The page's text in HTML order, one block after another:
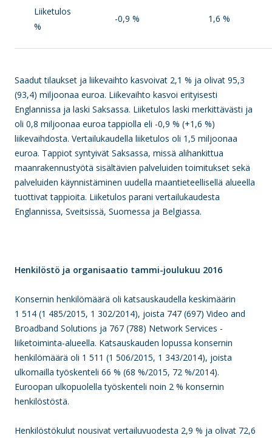
Liiketulos
%
-0,9 % 1,6 %
Saadut tilaukset ja liikevaihto kasvoivat 2,1 % ja olivat 95,3
(93,4) miljoonaa euroa. Liikevaihto kasvoi erityisesti
Englannissa ja laski Saksassa. Liiketulos laski merkittävästi ja
oli 0,8 miljoonaa euroa tappiolla eli -0,9 % (+1,6 %)
liikevaihdosta. Vertailukaudella liiketulos oli 1,5 miljoonaa
euroa. Tappiot syntyivät Saksassa, missä alihankittua
maanrakennustyötä sisältävien palveluiden toimitukset sekä
palveluiden käynnistäminen uudella maantieteellisellä alueella
tuottivat tappioita. Liiketulos parani vertailukaudesta
Englannissa, Sveitsissä, Suomessa ja Belgiassa.
Henkilöstö ja organisaatio tammi-joulukuu 2016
Konsernin henkilömäärä oli katsauskaudella keskimäärin
1 514 (1 485/2015, 1 302/2014), joista 747 (697) Video and
Broadband Solutions ja 767 (788) Network Services -
liiketoiminta-alueella. Katsauskauden lopussa konsernin
henkilömäärä oli 1 511 (1 506/2015, 1 343/2014), joista
ulkomailla työskenteli 66 % (68 %/2015, 72 %/2014).
Euroopan ulkopuolella työskenteli noin 2 % konsernin
henkilöstöstä.
Henkilöstökulut nousivat vertailuvuodesta 2,9 % ja olivat 72,6